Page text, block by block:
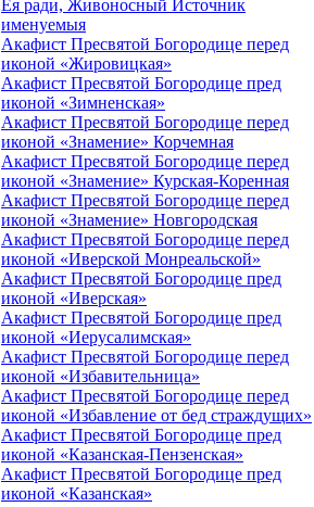
Ея ради, Живоносный Источник
именуемыя
Акафист Пресвятой Богородице перед
иконой «Жировицкая»
Акафист Пресвятой Богородице пред
иконой «Зимненская»
Акафист Пресвятой Богородице перед
иконой «Знамение» Корчемная
Акафист Пресвятой Богородице перед
иконой «Знамение» Курская-Коренная
Акафист Пресвятой Богородице перед
иконой «Знамение» Новгородская
Акафист Пресвятой Богородице перед
иконой «Иверской Монреальской»
Акафист Пресвятой Богородице пред
иконой «Иверская»
Акафист Пресвятой Богородице пред
иконой «Иерусалимская»
Акафист Пресвятой Богородице перед
иконой «Избавительница»
Акафист Пресвятой Богородице перед
иконой «Избавление от бед страждущих»
Акафист Пресвятой Богородице пред
иконой «Казанская-Пензенская»
Акафист Пресвятой Богородице пред
иконой «Казанская»